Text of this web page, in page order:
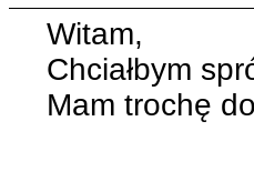
Witam,
Chciałbym
Mam trochę